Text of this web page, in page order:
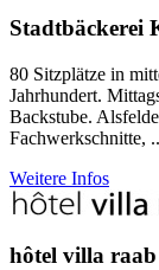
Stadtbäckerei
80 Sitzplätze in
Jahrhundert.
Backstube.
Fachwerkschnitte,
Weitere Infos
hôtel villa raab